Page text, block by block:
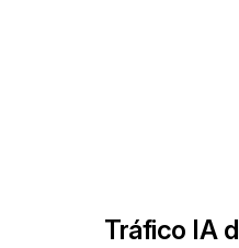
Tráfico IA